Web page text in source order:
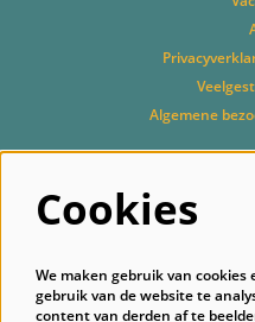
Algemene
Cookies
We maken gebruik van
gebruik van de website te
content van derden af te